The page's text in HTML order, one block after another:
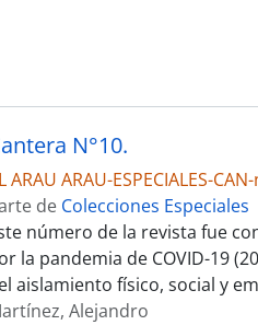
N°10.
ARAU ARAU-ESPECIALES-
de Colecciones Especiales
número de la revista fue
la pandemia de COVID-19
aislamiento físico, social y
Alejandro